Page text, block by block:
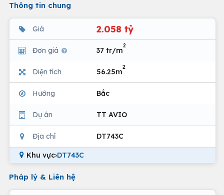
Thông tin chung
Giá 2.058 tỷ
Đơn giá 37 tr/m
2
Diện tích 56.25m
2
Hướng Bắc
Dự án TT AVIO
Địa chỉ DT743C
Khu vực›DT743C
Pháp lý & Liên hệ